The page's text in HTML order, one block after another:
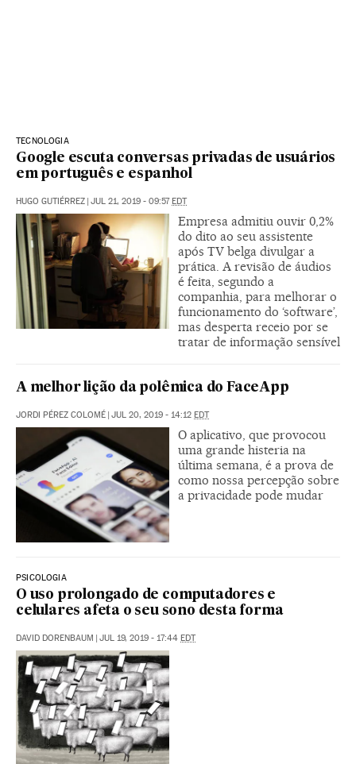
TECNOLOGIA
Google escuta conversas privadas de usuários
em português e espanhol
HUGO GUTIÉRREZ | JUL 21, 2019 - 09:57EDT
Empresa admitiu ouvir 0,2%
do dito ao seu assistente
após TV belga divulgar a
prática. A revisão de áudios
é feita, segundo a
companhia, para melhorar o
funcionamento do ‘software’,
mas desperta receio por se
tratar de informação sensível
A melhor lição da polêmica do FaceApp
JORDI PÉREZ COLOMÉ | JUL 20, 2019 - 14:12 EDT
O aplicativo, que provocou
uma grande histeria na
última semana, é a prova de
como nossa percepção sobre
a privacidade pode mudar
PSICOLOGIA
O uso prolongado de computadores e
celulares afeta o seu sono desta forma
DAVID DORENBAUM | JUL 19, 2019 - 17:44 EDT